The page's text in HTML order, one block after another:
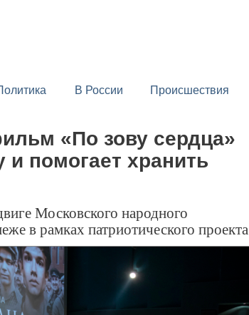
В России Происшествия
«По зову сердца»
и помогает хранить
Московского народного
в рамках патриотического проекта